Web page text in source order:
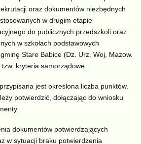
oraz dokumentów niezbędnych
w drugim etapie
do publicznych przedszkoli oraz
w szkołach podstawowych
Stare Babice (Dz. Urz. Woj. Mazow.
kryteria samorządowe.
jest określona liczba punktów.
potwierdzić, dołączając do wniosku
dokumentów potwierdzających
w sytuacji braku potwierdzenia